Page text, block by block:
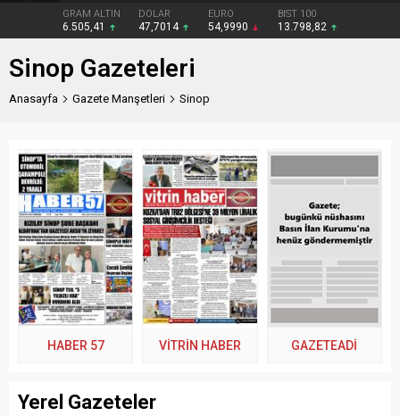
GRAM ALTIN
6.505,41
DOLAR
47,7014
EURO
54,9990
BIST 100
13.798,82
Sinop Gazeteleri
Anasayfa Gazete Manşetleri Sinop
HABER 57 VİTRİN HABER GAZETEADI
Yerel Gazeteler